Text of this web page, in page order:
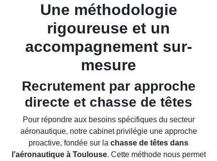
Une méthodologie
rigoureuse et un
accompagnement sur-
mesure
Recrutement par approche
directe et chasse de têtes
Pour répondre aux besoins spécifiques du secteur
aéronautique, notre cabinet privilégie une approche
proactive, fondée sur la chasse de têtes dans
l’aéronautique à Toulouse. Cette méthode nous permet